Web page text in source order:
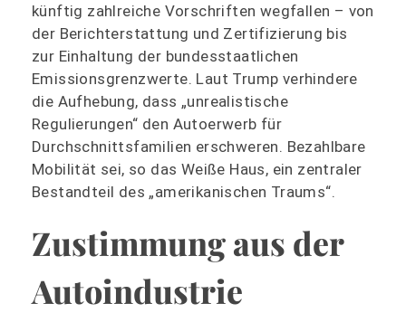
künftig zahlreiche Vorschriften wegfallen – von
der Berichterstattung und Zertifizierung bis
zur Einhaltung der bundesstaatlichen
Emissionsgrenzwerte. Laut Trump verhindere
die Aufhebung, dass „unrealistische
Regulierungen“ den Autoerwerb für
Durchschnittsfamilien erschweren. Bezahlbare
Mobilität sei, so das Weiße Haus, ein zentraler
Bestandteil des „amerikanischen Traums“.
Zustimmung aus der
Autoindustrie